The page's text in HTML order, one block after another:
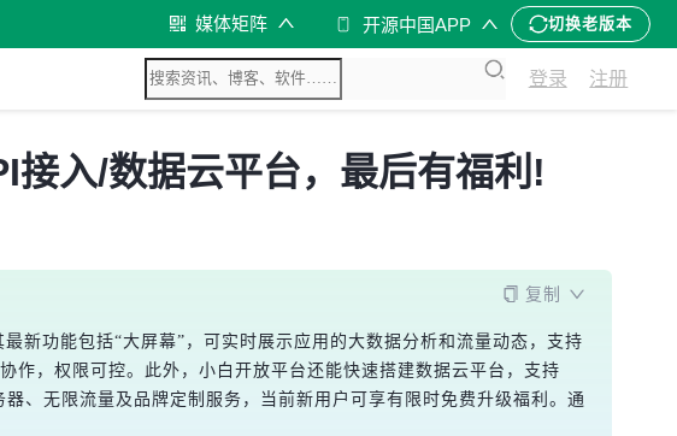
媒体矩阵 开源中国APP 切换老版本
登录 注册
入/数据云平台，最后有福利!
复制
新功能包括“大屏幕”，可实时展示应用的大数据分析和流量动态，支持
作，权限可控。此外，小白开放平台还能快速搭建数据云平台，支持
、无限流量及品牌定制服务，当前新用户可享有限时免费升级福利。通